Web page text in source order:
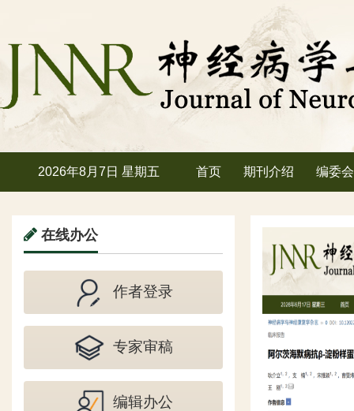
2026年8月7日 星期五 首页 期刊介绍 编委会
在线办公
作者登录
专家审稿
编辑办公